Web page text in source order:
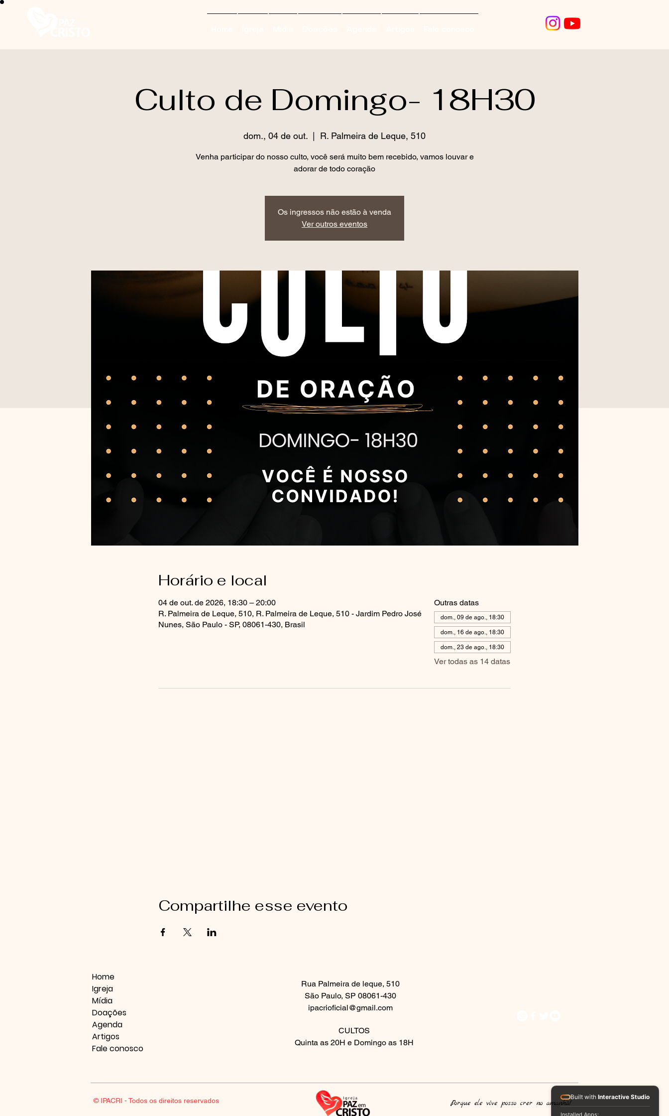
Culto de Domingo- 18H30
dom., 04 de out. R. Palmeira de Leque, 510
Venha participar do nosso culto, você será muito bem recebido, vamos louvar e
adorar de todo coração
Os ingressos não estão à venda
Ver outros eventos
Horário e local
04 de out. de 2026, 18:30 – 20:00
R. Palmeira de Leque, 510, R. Palmeira de Leque, 510 - Jardim Pedro José
Nunes, São Paulo - SP, 08061-430, Brasil
Outras datas
dom., 09 de ago., 18:30
dom., 16 de ago., 18:30
dom., 23 de ago., 18:30
Ver todas as 14 datas
Compartilhe esse evento
Home
Igreja
Mídia
Doações
Agenda
Artigos
Fale conosco
Rua Palmeira de leque, 510
São Paulo, SP 08061-430
ipacrioficial@gmail.com
CULTOS
Quinta as 20H e Domingo as 18H
© IPACRI - Todos os direitos reservados Porque ele vive posso crer no amanhã!​
Built with Interactive Studio
Installed Apps: